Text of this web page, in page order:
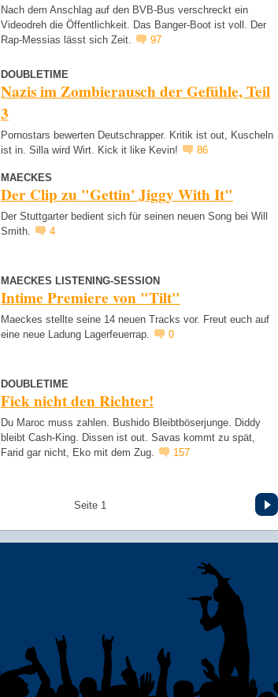
Nach dem Anschlag auf den BVB-Bus verschreckt ein
Videodreh die Öffentlichkeit. Das Banger-Boot ist voll. Der
Rap-Messias lässt sich Zeit.
97
DOUBLETIME
Nazis im Zombierausch der Gefühle, Teil
3
Pornostars bewerten Deutschrapper. Kritik ist out, Kuscheln
ist in. Silla wird Wirt. Kick it like Kevin!
86
MAECKES
Der Clip zu "Gettin' Jiggy With It"
Der Stuttgarter bedient sich für seinen neuen Song bei Will
Smith.
4
MAECKES LISTENING-SESSION
Intime Premiere von "Tilt"
Maeckes stellte seine 14 neuen Tracks vor. Freut euch auf
eine neue Ladung Lagerfeuerrap.
0
DOUBLETIME
Fick nicht den Richter!
Du Maroc muss zahlen. Bushido Bleibtböserjunge. Diddy
bleibt Cash-King. Dissen ist out. Savas kommt zu spät,
Farid gar nicht, Eko mit dem Zug.
157
Seite 1
Vor